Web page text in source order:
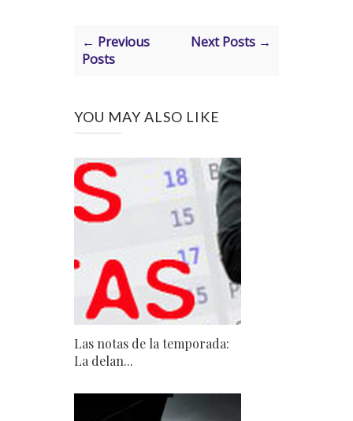
← Previous
Posts
Next Posts →
YOU MAY ALSO LIKE
Las notas de la temporada:
La delan...